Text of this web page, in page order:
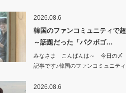
2026.08.6
韓国のファンコミュニティで超
～話題だった「パクボゴ…
みなさま こんばんは～ 今日の〆
記事です♪韓国のファンコミュニティ
2026.08.6